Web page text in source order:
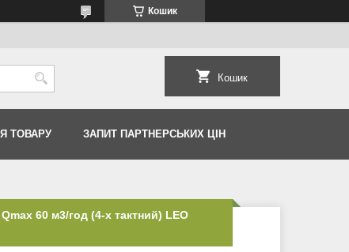
Кошик
Кошик
ТОВАРУ ЗАПИТ ПАРТНЕРСЬКИХ ЦІН
60 м3/год (4-х тактний) LEO